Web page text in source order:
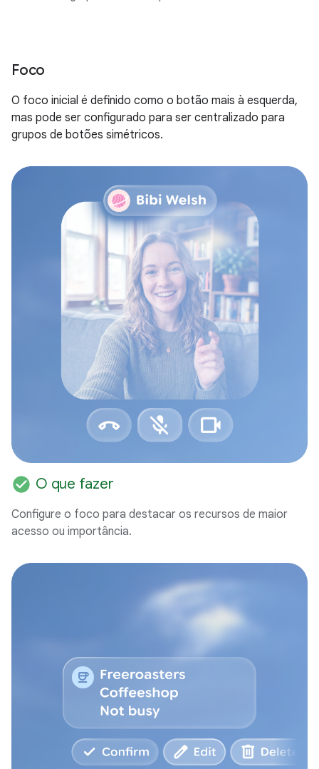
Foco
O foco inicial é definido como o botão mais à esquerda,
mas pode ser configurado para ser centralizado para
grupos de botões simétricos.
check_circle O que fazer
Configure o foco para destacar os recursos de maior
acesso ou importância.